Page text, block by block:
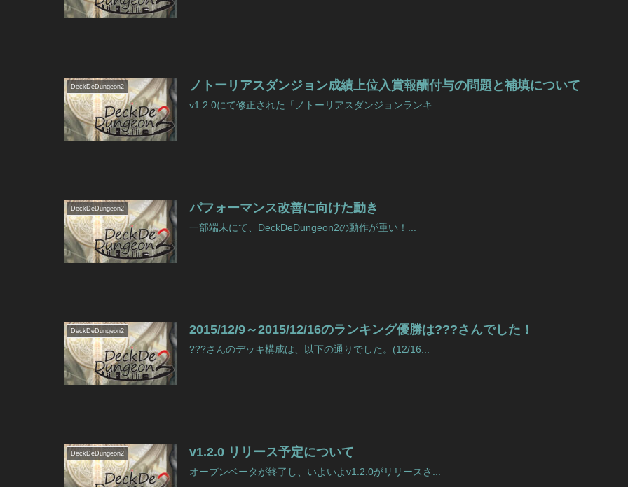
DeckDeDungeon2 ノトーリアスダンジョン成績上位入賞報酬付与の問題と補填について
v1.2.0にて修正された「ノトーリアスダンジョンランキ...
DeckDeDungeon2 パフォーマンス改善に向けた動き
一部端末にて、DeckDeDungeon2の動作が重い！...
DeckDeDungeon2 2015/12/9～2015/12/16のランキング優勝は???さんでした！
???さんのデッキ構成は、以下の通りでした。(12/16...
DeckDeDungeon2 v1.2.0 リリース予定について
オープンベータが終了し、いよいよv1.2.0がリリースさ...